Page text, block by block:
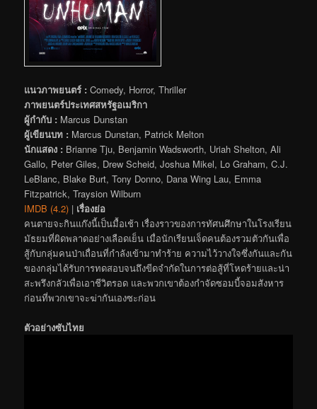
แนวภาพยนตร์ : Comedy, Horror, Thriller
ภาพยนตร์ประเทศสหรัฐอเมริกา
ผู้กำกับ : Marcus Dunstan
ผู้เขียนบท : Marcus Dunstan, Patrick Melton
นักแสดง : Brianne Tju, Benjamin Wadsworth, Uriah Shelton, Ali
Gallo, Peter Giles, Drew Scheid, Joshua Mikel, Lo Graham, C.J.
LeBlanc, Blake Burt, Tony Donno, Dana Wing Lau, Emma
Fitzpatrick, Traysion Wilburn
IMDB (4.2) | เรื่องย่อ
คนตายจะกินแก๊งนี้เป็นมื้อเช้า เรื่องราวของการทัศนศึกษาในโรงเรียน
มัธยมที่ผิดพลาดอย่างเลือดเย็น เมื่อนักเรียนเจ็ดคนต้องรวมตัวกันเพื่อ
สู้กับกลุ่มคนป่าเถื่อนที่กำลังเข้ามาทำร้าย ความไว้วางใจซึ่งกันและกัน
ของกลุ่มได้รับการทดสอบจนถึงขีดจำกัดในการต่อสู้ที่โหดร้ายและน่า
สะพรึงกลัวเพื่อเอาชีวิตรอด และพวกเขาต้องกำจัดซอมบี้จอมสังหาร
ก่อนที่พวกเขาจะฆ่ากันเองซะก่อน
ตัวอย่างซับไทย